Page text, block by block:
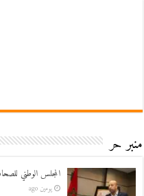
منبر حر
المجلس الوطني
يومين ago